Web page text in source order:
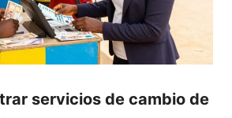
servicios de cambio de